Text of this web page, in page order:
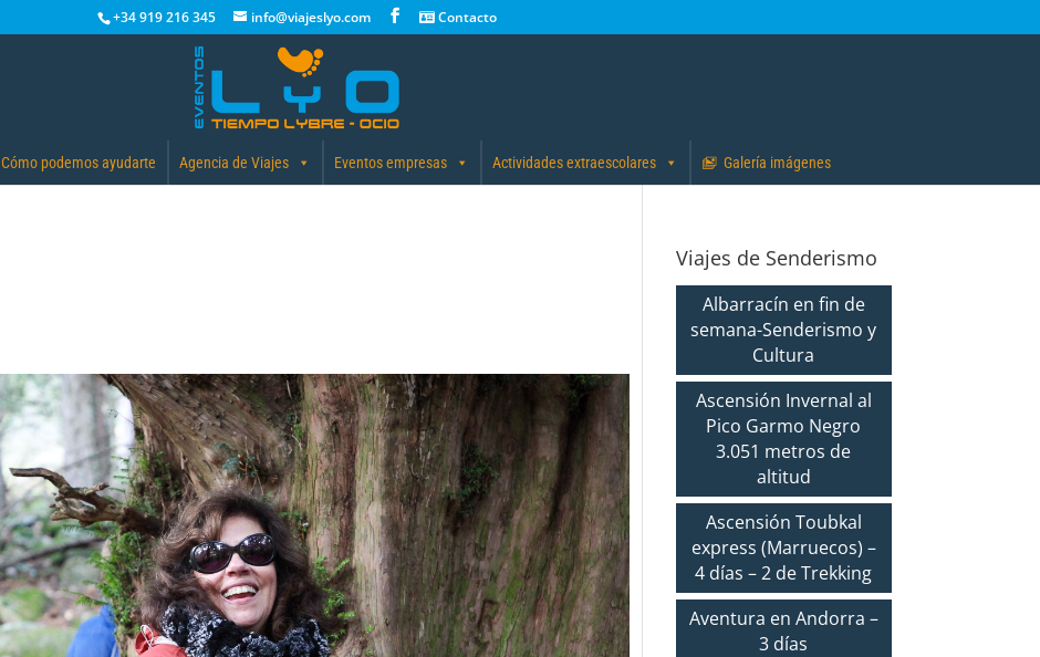
+34 919 216 345 info@viajeslyo.com Contacto
Cómo podemos ayudarte Agencia de Viajes Eventos empresas Actividades extraescolares Galería imágenes
Viajes de Senderismo
Albarracín en fin de
semana-Senderismo y
Cultura
Ascensión Invernal al
Pico Garmo Negro
3.051 metros de
altitud
Ascensión Toubkal
express (Marruecos) –
4 días – 2 de Trekking
Aventura en Andorra –
3 días